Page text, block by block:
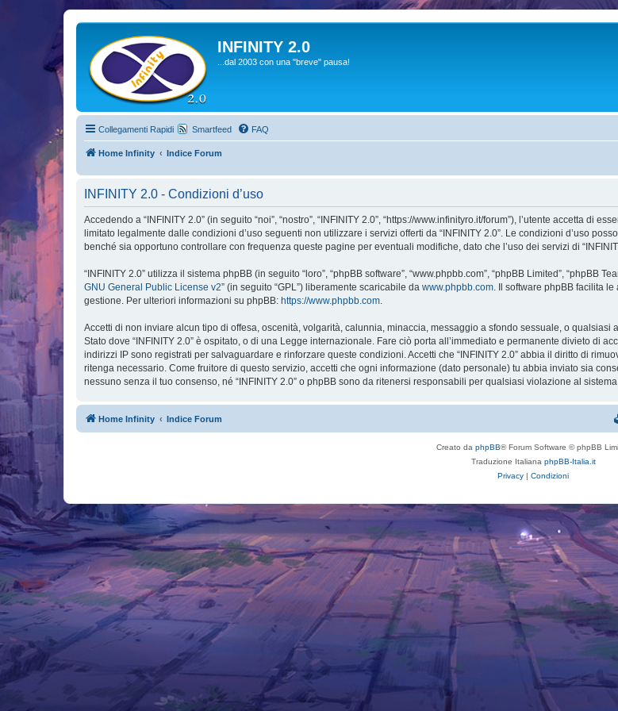
INFINITY 2.0
...dal 2003 con una "breve" pausa!
Collegamenti Rapidi Smartfeed FAQ
Home Infinity Indice Forum
INFINITY 2.0 - Condizioni d’uso
Accedendo a “INFINITY 2.0” (in seguito “noi”, “nostro”, “INFINITY 2.0”, “https://www.infinityro.it/forum”), l’utente accetta di
limitato legalmente dalle condizioni d’uso seguenti non utilizzare i servizi offerti da “INFINITY 2.0”. Le condizioni d’uso
benché sia opportuno controllare con frequenza queste pagine per eventuali modifiche, dato che l’uso dei servizi di
“INFINITY 2.0” utilizza il sistema phpBB (in seguito “loro”, “phpBB software”, “www.phpbb.com”, “phpBB Limited”, “phpBB
GNU General Public License v2” (in seguito “GPL”) liberamente scaricabile da www.phpbb.com. Il software phpBB facilita
gestione. Per ulteriori informazioni su phpBB: https://www.phpbb.com.
Accetti di non inviare alcun tipo di offesa, oscenità, volgarità, calunnia, minaccia, messaggio a sfondo sessuale, o
Stato dove “INFINITY 2.0” è ospitato, o di una Legge internazionale. Fare ciò porta all’immediato e permanente divieto di
indirizzi IP sono registrati per salvaguardare e rinforzare queste condizioni. Accetti che “INFINITY 2.0” abbia il diritto di
ritenga necessario. Come fruitore di questo servizio, accetti che ogni informazione (dato personale) tu abbia inviato sia
nessuno senza il tuo consenso, né “INFINITY 2.0” o phpBB sono da ritenersi responsabili per qualsiasi violazione al
Home Infinity Indice Forum
Creato da phpBB® Forum Software © phpBB
Traduzione Italiana phpBB-Italia.it
Privacy | Condizioni